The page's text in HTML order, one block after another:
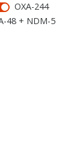
OXA-244
48 + NDM-5